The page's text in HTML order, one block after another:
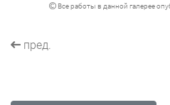
Все работы в данной галерее
пред.